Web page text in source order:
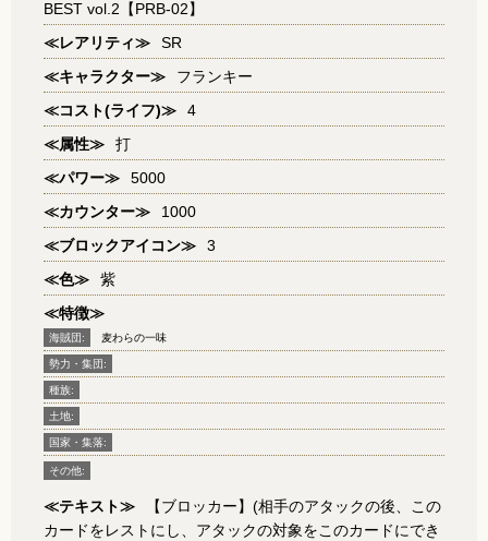
BEST vol.2【PRB-02】
≪レアリティ≫
SR
≪キャラクター≫
フランキー
≪コスト(ライフ)≫
4
≪属性≫
打
≪パワー≫
5000
≪カウンター≫
1000
≪ブロックアイコン≫
3
≪色≫
紫
≪特徴≫
海賊団: 麦わらの一味
勢力・集団:
種族:
土地:
国家・集落:
その他:
≪テキスト≫
【ブロッカー】(相手のアタックの後、この
カードをレストにし、アタックの対象をこのカードにでき